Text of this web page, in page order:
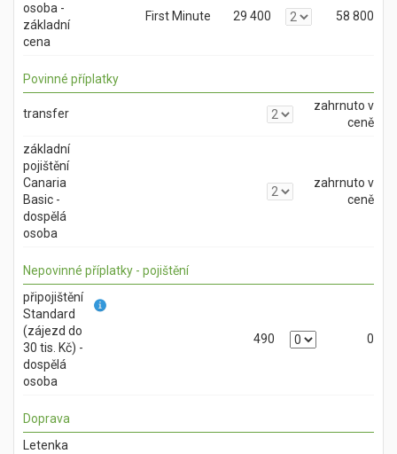
osoba -
základní
cena
First Minute 29 400 58 800
Povinné příplatky
transfer
zahrnuto v
ceně
základní
pojištění
Canaria
Basic -
dospělá
osoba
zahrnuto v
ceně
Nepovinné příplatky - pojištění
připojištění
Standard
(zájezd do
30 tis. Kč) -
dospělá
osoba
490 0
Doprava
Letenka